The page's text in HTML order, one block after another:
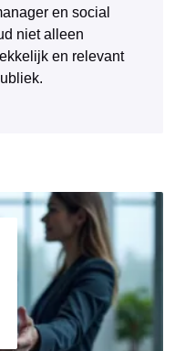
en social
niet alleen
en relevant